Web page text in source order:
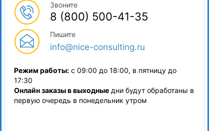
Безопасность труда в строительстве
4.1
Безопасность труда в строительстве в соответствии с
Звоните
8 (800) 500-41-35
Пишите
info@nice-consulting.ru
Режим работы: с 09:00 до 18:00, в пятницу до
17:30
Онлайн заказы в выходные дни будут обработаны в
первую очередь в понедельник утром